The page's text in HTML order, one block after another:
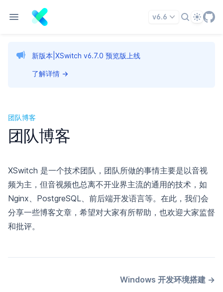
v6.6 Theme
新版本|XSwitch v6.7.0 预览版上线
了解详情 →
团队博客
团队博客
XSwitch 是一个技术团队，团队所做的事情主要是以音视
频为主，但音视频也总离不开业界主流的通用的技术，如
Nginx、PostgreSQL、前后端开发语言等。在此，我们会
分享一些博客文章，希望对大家有所帮助，也欢迎大家监督
和批评。
Windows 开发环境搭建 →